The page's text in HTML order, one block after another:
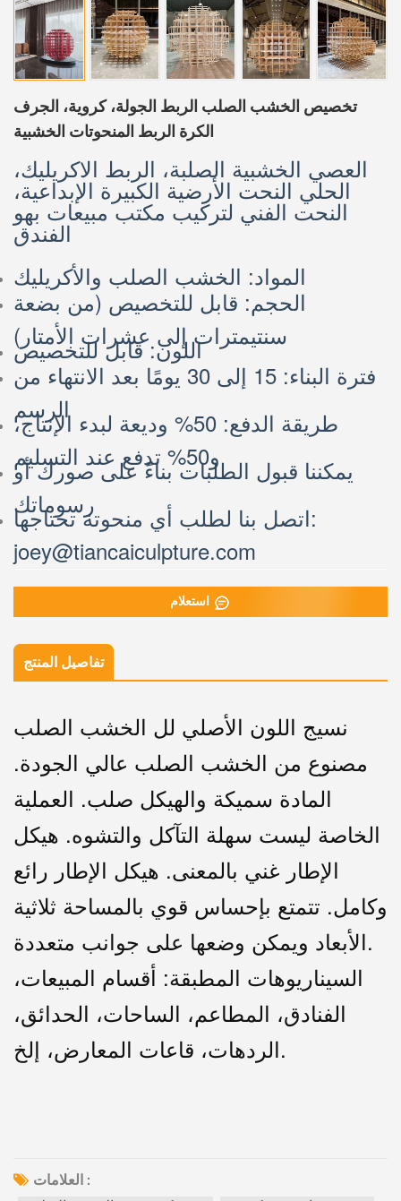
تخصيص الخشب الصلب الربط الجولة، كروية، الجرف
الكرة الربط المنحوتات الخشبية
العصي الخشبية الصلبة، الربط الاكريليك،
الحلي النحت الأرضية الكبيرة الإبداعية،
النحت الفني لتركيب مكتب مبيعات بهو
الفندق
المواد: الخشب الصلب والأكريليك
الحجم: قابل للتخصيص (من بضعة
سنتيمترات إلى عشرات الأمتار)
اللون: قابل للتخصيص
فترة البناء: 15 إلى 30 يومًا بعد الانتهاء من
الرسم
طريقة الدفع: 50% وديعة لبدء الإنتاج،
يمكننا قبول الطلبات بناءً على صورك أو
رسوماتك
اتصل بنا لطلب أي منحوتة تحتاجها:
joey@tiancaiculpture.com
تفاصيل المنتج
نسيج اللون الأصلي لل الخشب الصلب
مصنوع من الخشب الصلب عالي الجودة.
المادة سميكة والهيكل صلب. العملية
الخاصة ليست سهلة التآكل والتشوه. هيكل
الإطار غني بالمعنى. هيكل الإطار رائع
وكامل. تتمتع بإحساس قوي بالمساحة ثلاثية
الأبعاد ويمكن وضعها على جوانب متعددة.
السيناريوهات المطبقة: أقسام المبيعات،
الفنادق، المطاعم، الساحات، الحدائق،
الردهات، قاعات المعارض، إلخ.
العلامات :